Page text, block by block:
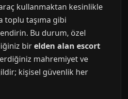
kullanmaktan kesinlikle
toplu taşıma gibi
Bu durum, özel
birelden alan escort
mahremiyet ve
kişisel güvenlik her